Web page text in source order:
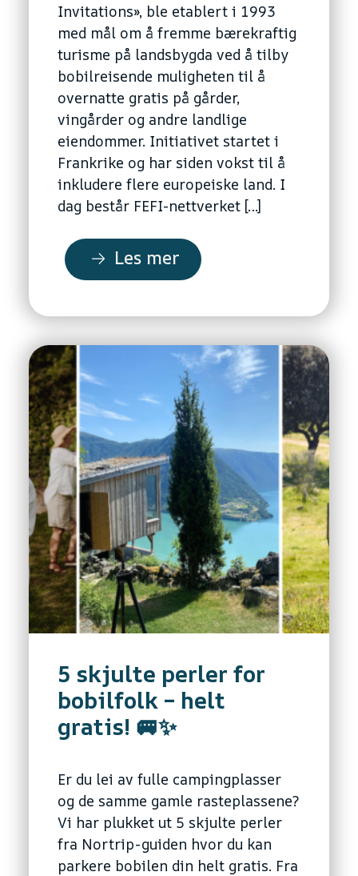
Invitations», ble etablert i 1993
med mål om å fremme bærekraftig
turisme på landsbygda ved å tilby
bobilreisende muligheten til å
overnatte gratis på gårder,
vingårder og andre landlige
eiendommer. Initiativet startet i
Frankrike og har siden vokst til å
inkludere flere europeiske land. I
dag består FEFI-nettverket […]
Les mer
5 skjulte perler for
bobilfolk – helt
gratis! 🚐✨
Er du lei av fulle campingplasser
og de samme gamle rasteplassene?
Vi har plukket ut 5 skjulte perler
fra Nortrip-guiden hvor du kan
parkere bobilen din helt gratis. Fra